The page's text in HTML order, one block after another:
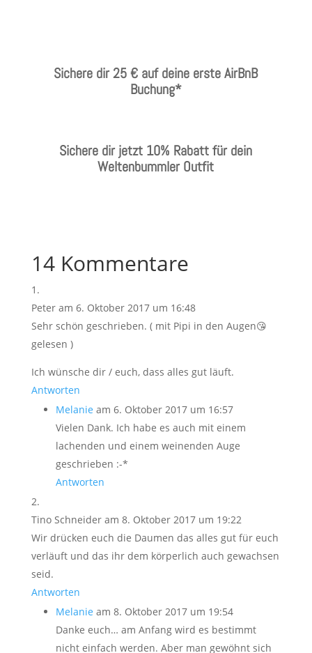
Sichere dir 25 € auf deine erste AirBnB
Buchung*
Sichere dir jetzt 10% Rabatt für dein
Weltenbummler Outfit
14 Kommentare
Peter am 6. Oktober 2017 um 16:48
Sehr schön geschrieben. ( mit Pipi in den Augen😘
gelesen )
Ich wünsche dir / euch, dass alles gut läuft.
Antworten
Melanie am 6. Oktober 2017 um 16:57
Vielen Dank. Ich habe es auch mit einem
lachenden und einem weinenden Auge
geschrieben :-*
Antworten
Tino Schneider am 8. Oktober 2017 um 19:22
Wir drücken euch die Daumen das alles gut für euch
verläuft und das ihr dem körperlich auch gewachsen
seid.
Antworten
Melanie am 8. Oktober 2017 um 19:54
Danke euch… am Anfang wird es bestimmt
nicht einfach werden. Aber man gewöhnt sich